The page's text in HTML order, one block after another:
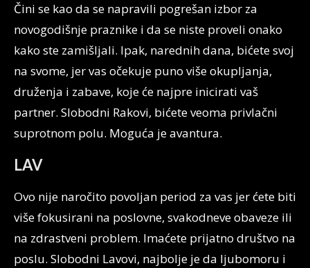
Čini se kao da se napravili pogrešan izbor za
novogodišnje praznike i da se niste proveli onako
kako ste zamišljali. Ipak, narednih dana, bićete svoj
na svome, jer vas očekuje puno više okupljanja,
druženja i zabave, koje će najpre inicirati vaš
partner. Slobodni Rakovi, bićete veoma privlačni
suprotnom polu. Moguća je avantura.
LAV
Ovo nije naročito povoljan period za vas jer ćete biti
više fokusirani na poslovne, svakodneve obaveze ili
na zdrastveni problem. Imaćete prijatno društvo na
poslu. Slobodni Lavovi, najbolje je da ljubomoru i